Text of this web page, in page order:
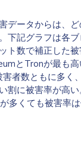
データからは、
下記グラフは各
ト数で補正した
とTronが最も高
者数ともに多く
割に被害率が高
多くても被害率は